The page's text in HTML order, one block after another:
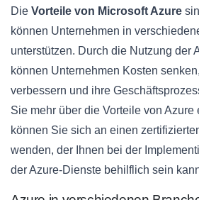
Die Vorteile von Microsoft Azure
können Unternehmen in
unterstützen. Durch die Nutzung der
können Unternehmen Kosten
verbessern und ihre
Sie mehr über die Vorteile von Azure
können Sie sich an einen
wenden, der Ihnen bei der
der Azure-Dienste behilflich sein